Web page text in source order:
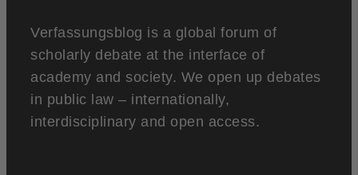
Verfassungsblog is a global forum of
scholarly debate at the interface of
academy and society. We open up debates
in public law – internationally,
interdisciplinary and open access.